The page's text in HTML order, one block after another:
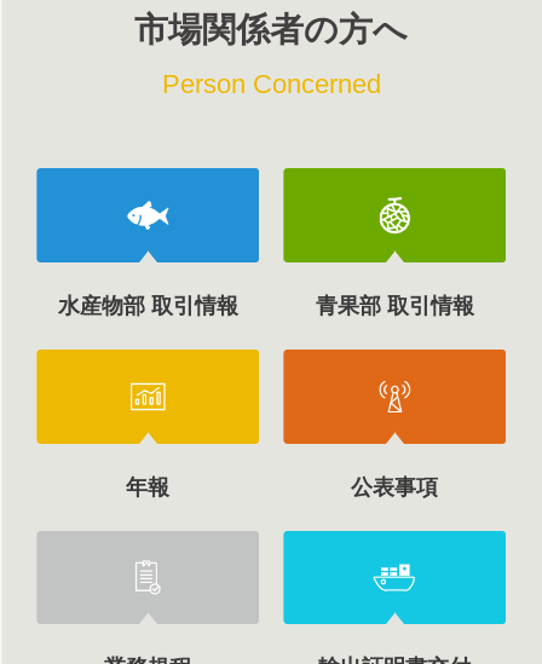
市場関係者の方へ
Person Concerned
水産物部 取引情報 青果部 取引情報
年報 公表事項